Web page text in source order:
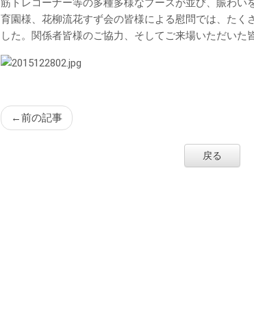
筋トレコーナー等の多種多様なブースが並び、賑わい
育園様、花柳流花すず会の皆様による慰問では、たく
した。関係者皆様のご協力、そしてご来場いただいた
←前の記事
戻る